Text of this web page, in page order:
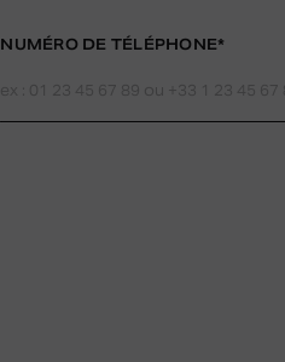
NUMÉRO DE TÉLÉPHONE*